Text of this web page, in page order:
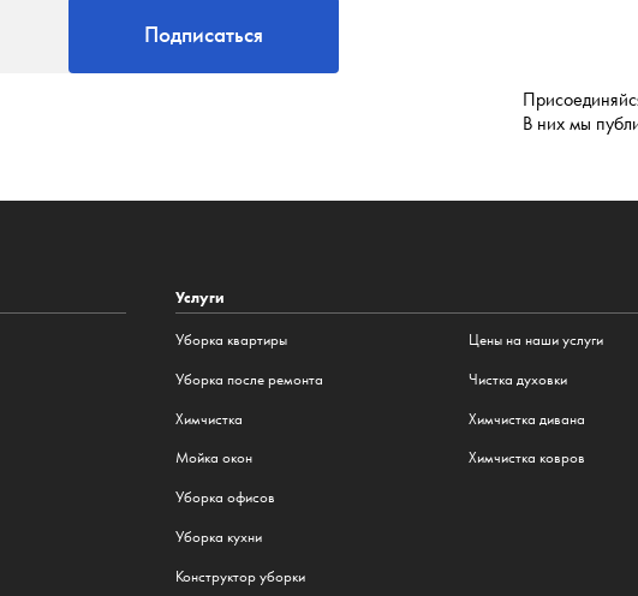
Подписаться
В них мы
Услуги
Уборка квартиры
Уборка после ремонта
Химчистка
Мойка окон
Уборка офисов
Уборка кухни
Конструктор уборки
Цены на наши услуги
Чистка духовки
Химчистка дивана
Химчистка ковров